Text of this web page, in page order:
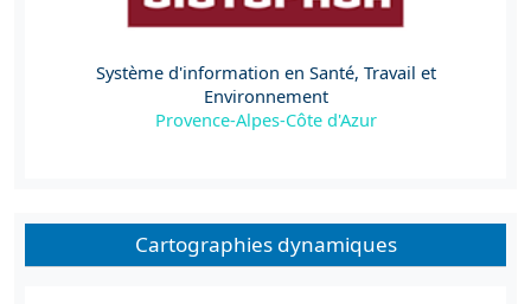
Système d'information en Santé, Travail et
Environnement
Provence-Alpes-Côte d'Azur
Cartographies dynamiques